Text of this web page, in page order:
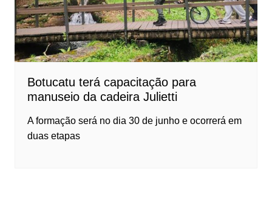
Botucatu terá capacitação para
manuseio da cadeira Julietti
A formação será no dia 30 de junho e ocorrerá em
duas etapas